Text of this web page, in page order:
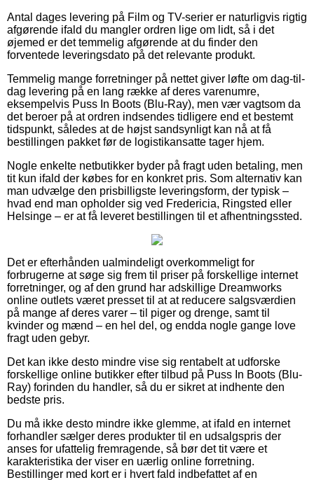
Antal dages levering på Film og TV-serier er naturligvis rigtig
afgørende ifald du mangler ordren lige om lidt, så i det
øjemed er det temmelig afgørende at du finder den
forventede leveringsdato på det relevante produkt.
Temmelig mange forretninger på nettet giver løfte om dag-til-
dag levering på en lang række af deres varenumre,
eksempelvis Puss In Boots (Blu-Ray), men vær vagtsom da
det beroer på at ordren indsendes tidligere end et bestemt
tidspunkt, således at de højst sandsynligt kan nå at få
bestillingen pakket før de logistikansatte tager hjem.
Nogle enkelte netbutikker byder på fragt uden betaling, men
tit kun ifald der købes for en konkret pris. Som alternativ kan
man udvælge den prisbilligste leveringsform, der typisk –
hvad end man opholder sig ved Fredericia, Ringsted eller
Helsinge – er at få leveret bestillingen til et afhentningssted.
Det er efterhånden ualmindeligt overkommeligt for
forbrugerne at søge sig frem til priser på forskellige internet
forretninger, og af den grund har adskillige Dreamworks
online outlets været presset til at at reducere salgsværdien
på mange af deres varer – til piger og drenge, samt til
kvinder og mænd – en hel del, og endda nogle gange love
fragt uden gebyr.
Det kan ikke desto mindre vise sig rentabelt at udforske
forskellige online butikker efter tilbud på Puss In Boots (Blu-
Ray) forinden du handler, så du er sikret at indhente den
bedste pris.
Du må ikke desto mindre ikke glemme, at ifald en internet
forhandler sælger deres produkter til en udsalgspris der
anses for ufattelig fremragende, så bør det tit være et
karakteristika der viser en uærlig online forretning.
Bestillinger med kort er i hvert fald indbefattet af en